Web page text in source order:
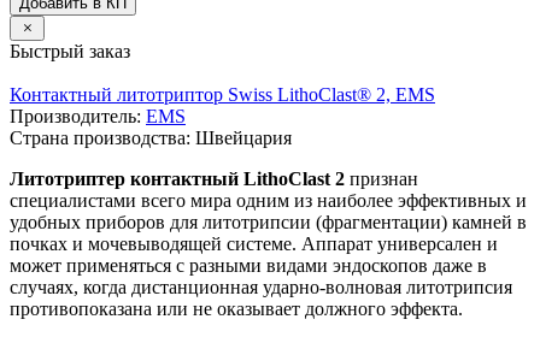
Быстрый заказ
Контактный литотриптор Swiss LithoClast® 2, EMS
Производитель: EMS
Страна производства: Швейцария
Литотриптер контактный LithoClast 2 признан
специалистами всего мира одним из наиболее эффективных и
удобных приборов для литотрипсии (фрагментации) камней в
почках и мочевыводящей системе. Аппарат универсален и
может применяться с разными видами эндоскопов даже в
случаях, когда дистанционная ударно-волновая литотрипсия
противопоказана или не оказывает должного эффекта.